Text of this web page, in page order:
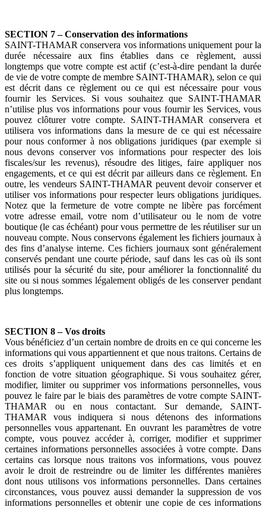
SECTION 7 – Conservation des informations
SAINT-THAMAR conservera vos informations uniquement pour la
durée nécessaire aux fins établies dans ce règlement, aussi
longtemps que votre compte est actif (c’est-à-dire pendant la durée
de vie de votre compte de membre SAINT-THAMAR), selon ce qui
est décrit dans ce règlement ou ce qui est nécessaire pour vous
fournir les Services. Si vous souhaitez que SAINT-THAMAR
n’utilise plus vos informations pour vous fournir les Services, vous
pouvez clôturer votre compte. SAINT-THAMAR conservera et
utilisera vos informations dans la mesure de ce qui est nécessaire
pour nous conformer à nos obligations juridiques (par exemple si
nous devons conserver vos informations pour respecter des lois
fiscales/sur les revenus), résoudre des litiges, faire appliquer nos
engagements, et ce qui est décrit par ailleurs dans ce règlement. En
outre, les vendeurs SAINT-THAMAR peuvent devoir conserver et
utiliser vos informations pour respecter leurs obligations juridiques.
Notez que la fermeture de votre compte ne libère pas forcément
votre adresse email, votre nom d’utilisateur ou le nom de votre
boutique (le cas échéant) pour vous permettre de les réutiliser sur un
nouveau compte. Nous conservons également les fichiers journaux à
des fins d’analyse interne. Ces fichiers journaux sont généralement
conservés pendant une courte période, sauf dans les cas où ils sont
utilisés pour la sécurité du site, pour améliorer la fonctionnalité du
site ou si nous sommes légalement obligés de les conserver pendant
plus longtemps.
SECTION 8 – Vos droits
Vous bénéficiez d’un certain nombre de droits en ce qui concerne les
informations qui vous appartiennent et que nous traitons. Certains de
ces droits s’appliquent uniquement dans des cas limités et en
fonction de votre situation géographique. Si vous souhaitez gérer,
modifier, limiter ou supprimer vos informations personnelles, vous
pouvez le faire par le biais des paramètres de votre compte SAINT-
THAMAR ou en nous contactant. Sur demande, SAINT-
THAMAR vous indiquera si nous détenons des informations
personnelles vous appartenant. En ouvrant les paramètres de votre
compte, vous pouvez accéder à, corriger, modifier et supprimer
certaines informations personnelles associées à votre compte. Dans
certains cas lorsque nous traitons vos informations, vous pouvez
avoir le droit de restreindre ou de limiter les différentes manières
dont nous utilisons vos informations personnelles. Dans certaines
circonstances, vous pouvez aussi demander la suppression de vos
informations personnelles et obtenir une copie de ces informations